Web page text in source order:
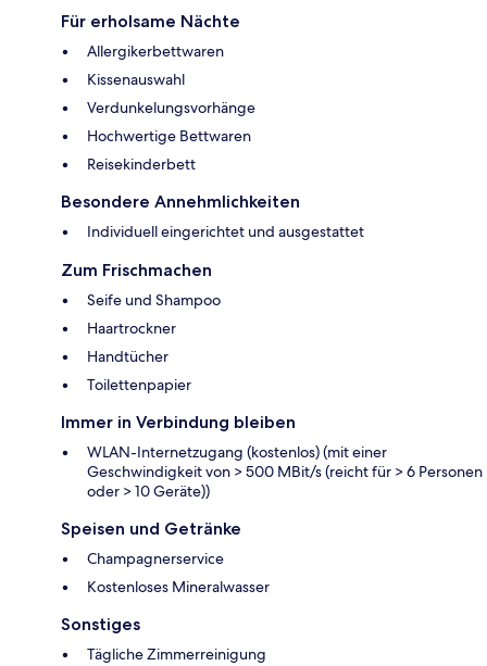
Für erholsame Nächte
Allergikerbettwaren
Kissenauswahl
Verdunkelungsvorhänge
Hochwertige Bettwaren
Reisekinderbett
Besondere Annehmlichkeiten
Individuell eingerichtet und ausgestattet
Zum Frischmachen
Seife und Shampoo
Haartrockner
Handtücher
Toilettenpapier
Immer in Verbindung bleiben
WLAN-Internetzugang (kostenlos) (mit einer
Geschwindigkeit von > 500 MBit/s (reicht für > 6 Personen
oder > 10 Geräte))
Speisen und Getränke
Champagnerservice
Kostenloses Mineralwasser
Sonstiges
Tägliche Zimmerreinigung